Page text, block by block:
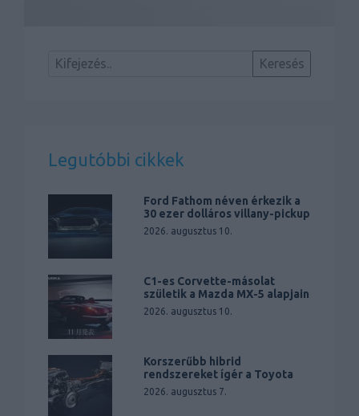
Legutóbbi cikkek
Ford Fathom néven érkezik a
30 ezer dolláros villany-pickup
2026. augusztus 10.
C1-es Corvette-másolat
születik a Mazda MX-5 alapjain
2026. augusztus 10.
Korszerűbb hibrid
rendszereket ígér a Toyota
2026. augusztus 7.